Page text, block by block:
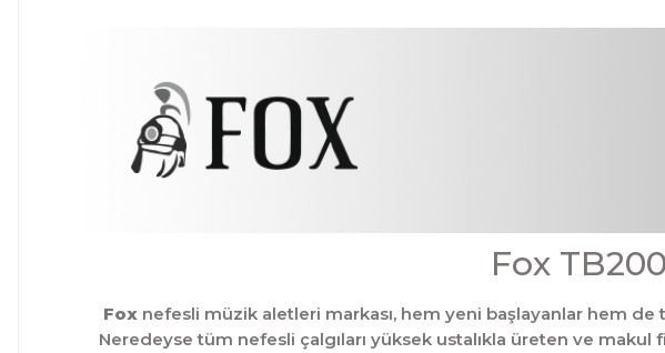
Fox
Foxnefesli müzik aletleri markası, hem yeni başlayanlar hem
Neredeyse tüm nefesli çalgıları yüksek ustalıkla üreten ve